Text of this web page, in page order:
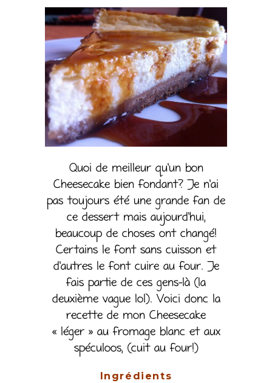
Quoi de meilleur qu’un bon
Cheesecake bien fondant? Je n’ai
pas toujours été une grande fan de
ce dessert mais aujourd’hui,
beaucoup de choses ont changé!
Certains le font sans cuisson et
d’autres le font cuire au four. Je
fais partie de ces gens-là (la
deuxième vague lol). Voici donc la
recette de mon Cheesecake
« léger » au fromage blanc et aux
spéculoos, (cuit au four!)
Ingrédients